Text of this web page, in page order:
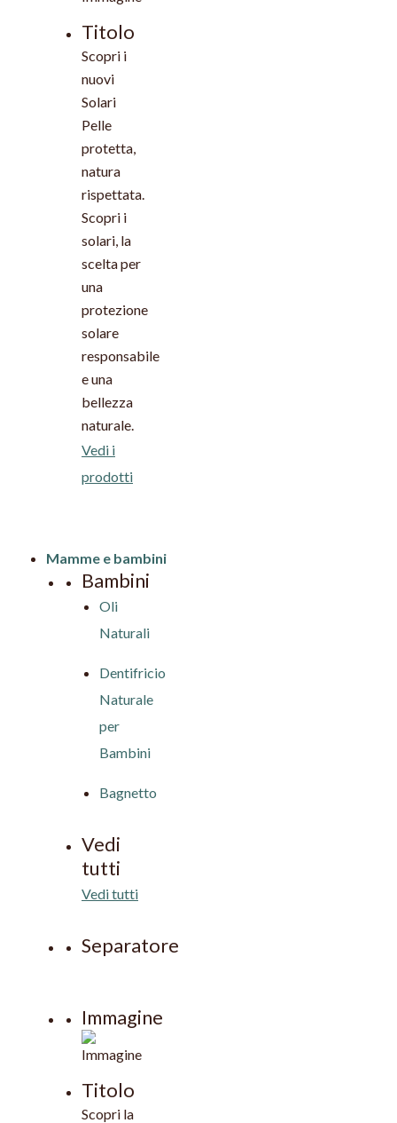
Titolo
Scopri i
nuovi
Solari
Pelle
protetta,
natura
rispettata.
Scopri i
solari, la
scelta per
una
protezione
solare
responsabile
e una
bellezza
naturale.
Vedi i
prodotti
Mamme e bambini
Bambini
Oli
Naturali
Dentifricio
Naturale
per
Bambini
Bagnetto
Vedi
tutti
Vedi tutti
Separatore
Immagine
Titolo
Scopri la